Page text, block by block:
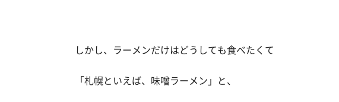
しかし、ラーメンだけはどうしても食べたくて
「札幌といえば、味噌ラーメン」と、